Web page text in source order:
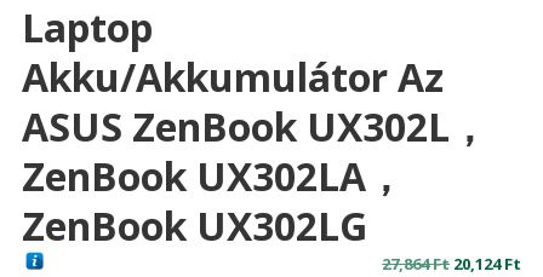
Laptop
Akku/akkumulátor Az
ASUS ZenBook UX302L，
ZenBook UX302LA，
ZenBook UX302LG
27,864Ft Original
20,124Ft